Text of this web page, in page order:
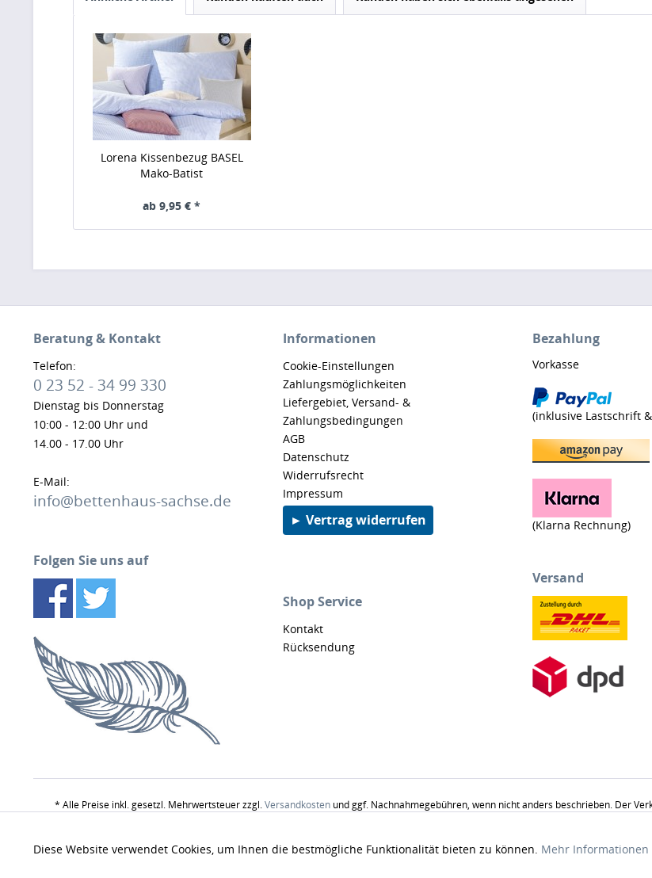
Lorena Kissenbezug BASEL
Mako-Batist
ab 9,95 € *
Beratung & Kontakt
Telefon:
0 23 52 - 34 99 330
Dienstag bis Donnerstag
10:00 - 12:00 Uhr und
14.00 - 17.00 Uhr
E-Mail:
info@bettenhaus-sachse.de
Folgen Sie uns auf
Informationen
Cookie-Einstellungen
Zahlungsmöglichkeiten
Liefergebiet, Versand- &
Zahlungsbedingungen
AGB
Datenschutz
Widerrufsrecht
Impressum
► Vertrag widerrufen
Shop Service
Kontakt
Rücksendung
Bezahlung
Vorkasse
(inklusive Lastschrift
(Klarna Rechnung)
Versand
* Alle Preise inkl. gesetzl. Mehrwertsteuer zzgl.Versandkostenund ggf. Nachnahmegebühren, wenn nicht anders beschrieben. Der
© 2010-2026 Bettenhaus Sachse - Alle Rechte
Funktionale
Diese Website verwendet Cookies, um Ihnen die bestmögliche Funktionalität bieten zu können. Mehr Informationen